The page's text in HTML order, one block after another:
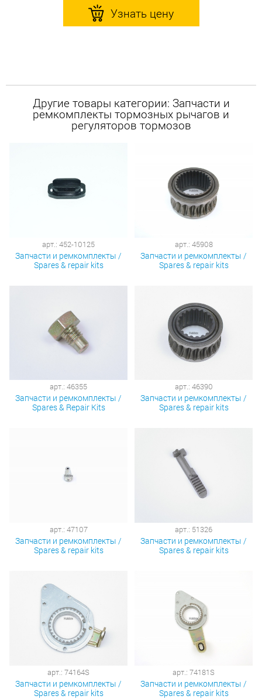
Узнать цену
Другие товары категории: Запчасти и
ремкомплекты тормозных рычагов и
регуляторов тормозов
арт.: 452-10125
Запчасти и ремкомплекты /
Spares & repair kits
арт.: 45908
Запчасти и ремкомплекты /
Spares & repair kits
арт.: 46355
Запчасти и ремкомплекты /
Spares & Repair Kits
арт.: 46390
Запчасти и ремкомплекты /
Spares & repair kits
арт.: 47107
Запчасти и ремкомплекты /
Spares & repair kits
арт.: 51326
Запчасти и ремкомплекты /
Spares & repair kits
арт.: 74164S
Запчасти и ремкомплекты /
Spares & repair kits
арт.: 74181S
Запчасти и ремкомплекты /
Spares & repair kits